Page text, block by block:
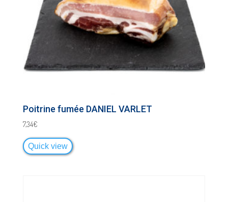
Poitrine fumée DANIEL VARLET
7,34€
Quick view